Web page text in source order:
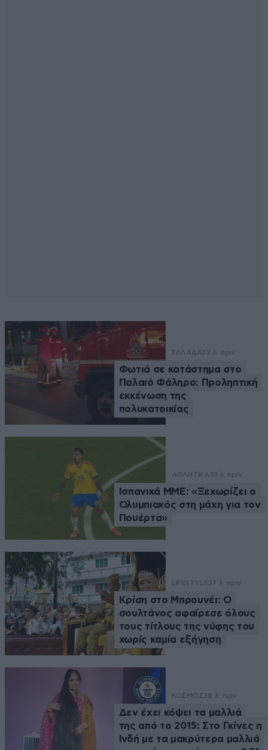
ΕΛΛΑΔΑ32 λ. πριν
Φωτιά σε κατάστημα στο
Παλαιό Φάληρο: Προληπτική
εκκένωση της
πολυκατοικίας
ΑΘΛΗΤΙΚΑ33 λ. πριν
Ισπανικά ΜΜΕ: «Ξεχωρίζει ο
Ολυμπιακός στη μάχη για τον
Πουέρτα»
LIFESTYLE37 λ. πριν
Κρίση στο Μπρουνέι: Ο
σουλτάνος αφαίρεσε όλους
τους τίτλους της νύφης του
χωρίς καμία εξήγηση
ΚΟΣΜΟΣ38 λ. πριν
Δεν έχει κόψει τα μαλλιά
της από το 2015: Στο Γκίνες η
Ινδή με τα μακρύτερα μαλλιά